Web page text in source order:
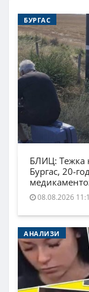
БУРГАС
БЛИЦ: Тежка
Бургас, 20-
08.08.2026
АНАЛИЗИ